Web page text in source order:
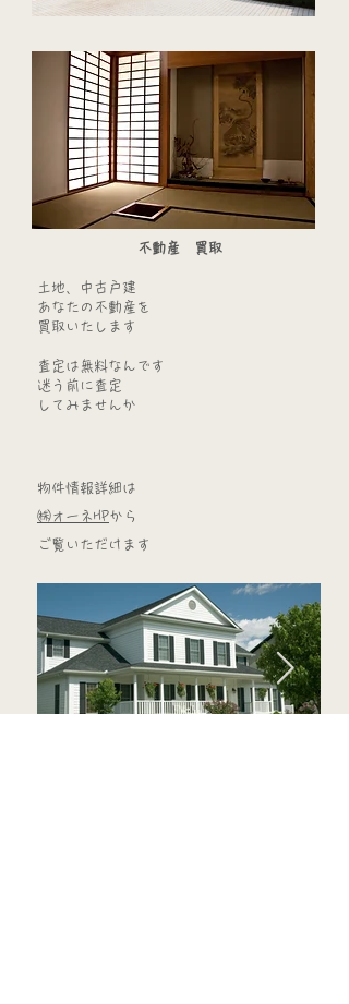
不動産 買取
​土地、中古戸建
あなたの不動産を
買取いたします
査定は無料なんです
迷う前に査定
してみませんか
物件情報詳細は
​㈱オーネHPから
ご覧いただけます